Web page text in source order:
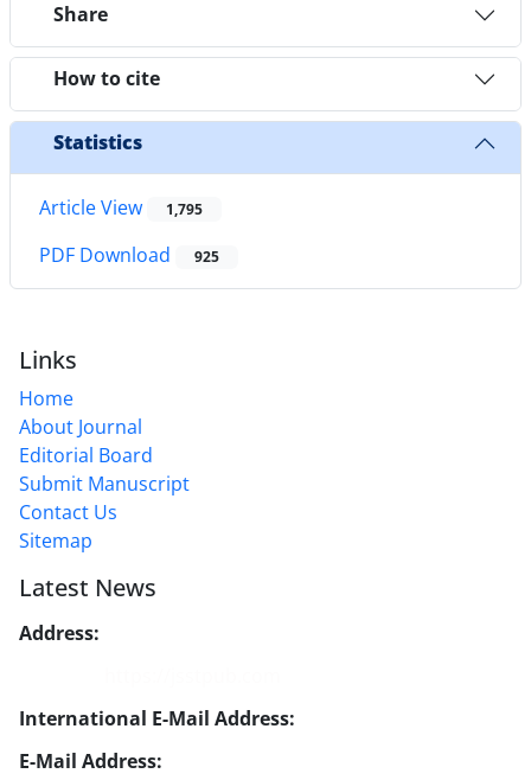
Share
How to cite
Statistics
Article View 1,795
PDF Download 925
Links
Home
About Journal
Editorial Board
Submit Manuscript
Contact Us
Sitemap
Latest News
Address:
International E-Mail Address:
E-Mail Address: